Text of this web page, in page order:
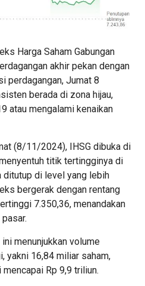
Harga Saham Gabungan
akhir pekan dengan
perdagangan, Jumat 8
berada di zona hijau,
atau mengalami kenaikan
(8/11/2024), IHSG dibuka di
titik tertingginya di
ditutup di level yang lebih
bergerak dengan rentang
7.350,36, menandakan
menunjukkan volume
yakni 16,84 miliar saham,
Rp 9,9 triliun.